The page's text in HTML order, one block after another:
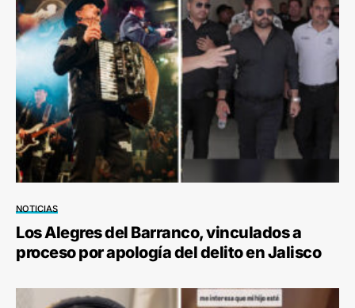
NOTICIAS
Los Alegres del Barranco, vinculados a
proceso por apología del delito en Jalisco